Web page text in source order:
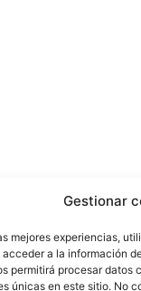
Gestionar
mejores experiencias,
a la información
permitirá procesar datos
únicas en este sitio. No